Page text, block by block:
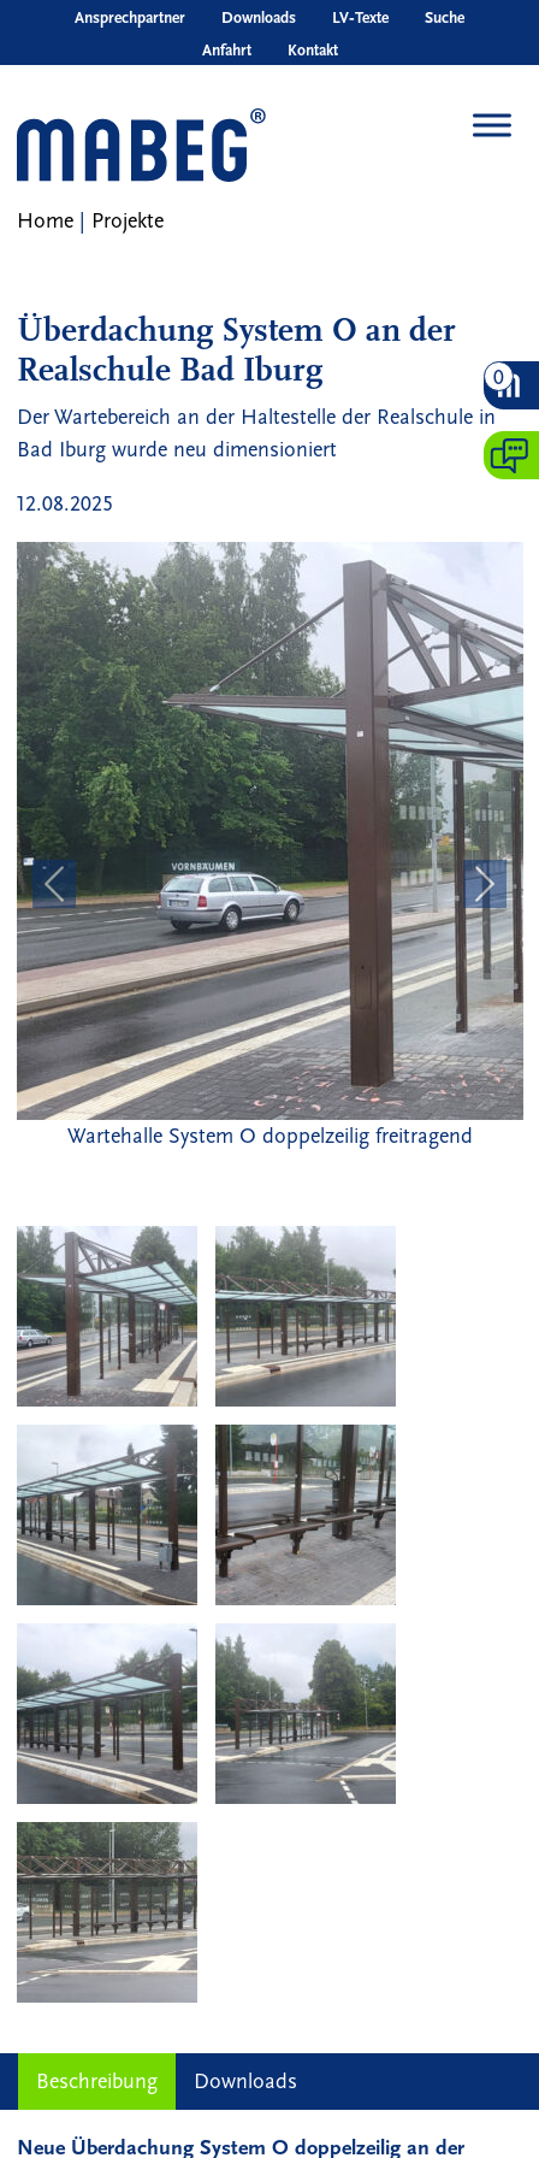
Skip to main content
Ansprechpartner Downloads LV‑Texte
Suche
Anfahrt
Kontakt
Home| Projekte
Überdachung System O an der
Realschule Bad Iburg
Der Wartebereich an der Haltestelle der Realschule in
Bad Iburg wurde neu dimensioniert
12.08.2025
Wartehalle System O doppelzeilig freitragend
Previous Next
Beschreibung Downloads
Neue Überdachung System O doppelzeilig an der
0